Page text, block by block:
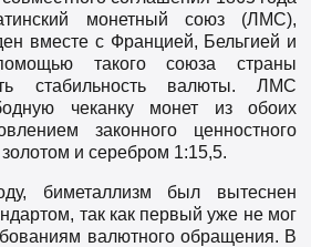
монетный союз (ЛМС),
вместе с Францией, Бельгией и
такого союза страны
стабильность валюты. ЛМС
чеканку монет из обоих
законного ценностного
и серебром 1:15,5.
биметаллизм был вытеснен
так как первый уже не мог
валютного обра­щения. В